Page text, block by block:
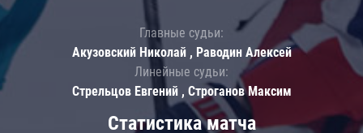
Статистика матча
Главные судьи:
Акузовский Николай , Раводин Алексей
Линейные судьи:
Стрельцов Евгений , Строганов Максим